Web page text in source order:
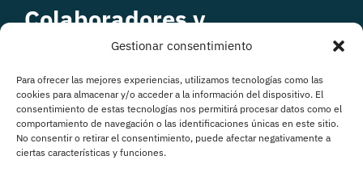
Gestionar consentimiento
Para ofrecer las mejores experiencias, utilizamos tecnologías como las
cookies para almacenar y/o acceder a la información del dispositivo. El
consentimiento de estas tecnologías nos permitirá procesar datos como el
comportamiento de navegación o las identificaciones únicas en este sitio.
No consentir o retirar el consentimiento, puede afectar negativamente a
ciertas características y funciones.
Colaboradores y
patrocinadores